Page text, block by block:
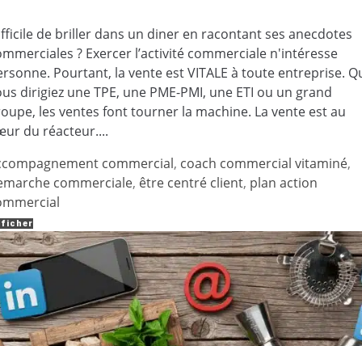
de briller dans un diner en racontant ses anecdotes
? Exercer l’activité commerciale n'intéresse
Pourtant, la vente est VITALE à toute entreprise.
dirigiez une TPE, une PME-PMI, une ETI ou un grand
les ventes font tourner la machine. La vente est au
du réacteur....
commercial, coach commercial vitaminé,
commerciale, être centré client, plan action